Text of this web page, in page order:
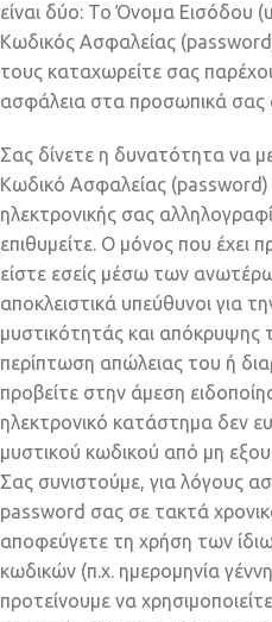
είναι δύο: Το Όνομα Εισόδου
Κωδικός Ασφαλείας
τους καταχωρείτε σας
ασφάλεια στα προσωπικά σας
Σας δίνετε η δυνατότητα να
Κωδικό Ασφαλείας (password)
ηλεκτρονικής σας
επιθυμείτε. Ο μόνος που έχει
είστε εσείς μέσω των
αποκλειστικά υπεύθυνοι για
μυστικότητάς και
περίπτωση απώλειας του ή
προβείτε στην άμεση
ηλεκτρονικό κατάστημα δεν
μυστικού κωδικού από μη
Σας συνιστούμε, για λόγους
password σας σε τακτά
αποφεύγετε τη χρήση των
κωδικών (π.χ. ημερομηνία
προτείνουμε να